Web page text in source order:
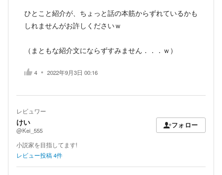
ひとこと紹介が、ちょっと話の本筋からずれているかも
しれませんがお許しくださいｗ
（まともな紹介文にならずすみません．．．ｗ）
4 2022年9月3日 00:16
レビュワー
けい
@Kei_555
フォロー
小説家を目指してます!
レビュー投稿4件